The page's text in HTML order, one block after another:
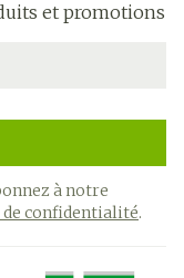
et promotions
à notre
confidentialité.